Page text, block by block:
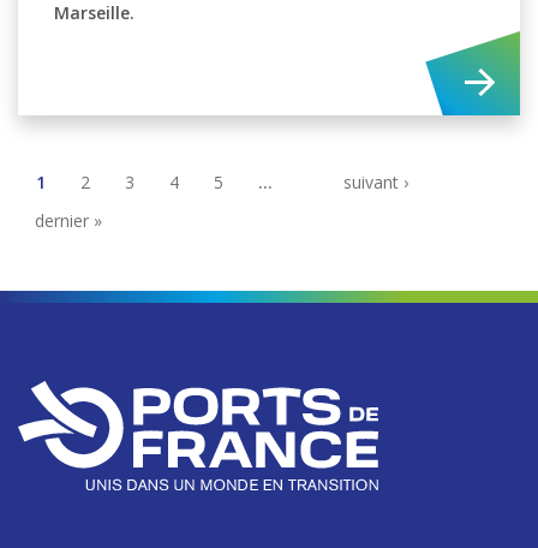
Marseille.
1 2 3 4 5 …
suivant ›
dernier »